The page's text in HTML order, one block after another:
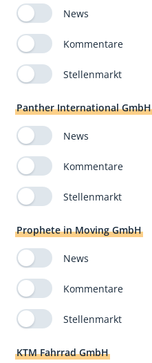
News
Kommentare
Stellenmarkt
Panther International GmbH
News
Kommentare
Stellenmarkt
Prophete in Moving GmbH
News
Kommentare
Stellenmarkt
KTM Fahrrad GmbH